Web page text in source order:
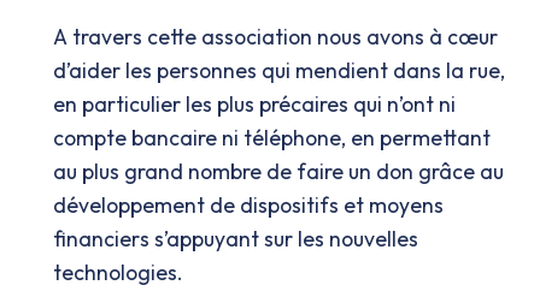
A travers cette association nous avons à cœur
d’aider les personnes qui mendient dans la rue,
en particulier les plus précaires qui n’ont ni
compte bancaire ni téléphone, en permettant
au plus grand nombre de faire un don grâce au
développement de dispositifs et moyens
financiers s’appuyant sur les nouvelles
technologies.